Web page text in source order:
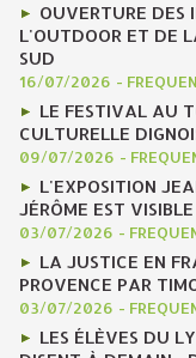
OUVERTURE DES
L'OUTDOOR ET DE
SUD
16/07/2026 -
LE FESTIVAL AU
CULTURELLE
09/07/2026 -
L'EXPOSITION
JÉRÔME EST
03/07/2026 -
LA JUSTICE EN
PROVENCE PAR
03/07/2026 -
LES ÉLÈVES DU